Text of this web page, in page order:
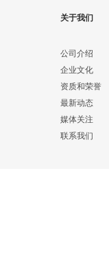
关于我们
公司介绍
企业文化
资质和荣誉
最新动态
媒体关注
联系我们